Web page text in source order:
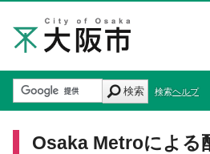
検索 検索ヘルプ
Osaka Metroによる